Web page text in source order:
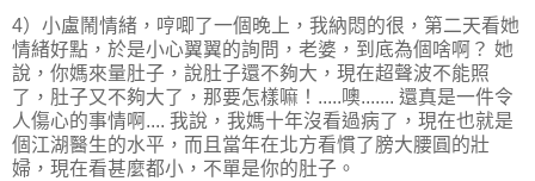
4）小盧鬧情緒，哼唧了一個晚上，我納悶的很，第二天看她
情緒好點，於是小心翼翼的詢問，老婆，到底為個啥啊？ 她
說，你媽來量肚子，說肚子還不夠大，現在超聲波不能照
了，肚子又不夠大了，那要怎樣嘛！.....噢....... 還真是一件令
人傷心的事情啊.... 我說，我媽十年沒看過病了，現在也就是
個江湖醫生的水平，而且當年在北方看慣了膀大腰圓的壯
婦，現在看甚麼都小，不單是你的肚子。